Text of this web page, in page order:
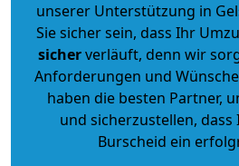
unserer Unterstützung in
Sie sicher sein, dass Ihr
sicherverläuft, denn wir
Anforderungen und
haben die besten Partner,
und sicherzustellen,
Burscheid ein